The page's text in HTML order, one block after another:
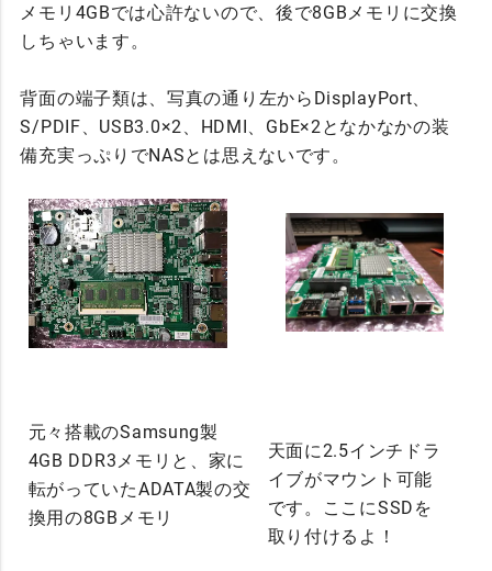
メモリ4GBでは心許ないので、後で8GBメモリに交換
しちゃいます。
背面の端子類は、写真の通り左からDisplayPort、
S/PDIF、USB3.0×2、HDMI、GbE×2となかなかの装
備充実っぷりでNASとは思えないです。
元々搭載のSamsung製
4GB DDR3メモリと、家に
転がっていたADATA製の交
換用の8GBメモリ
天面に2.5インチドラ
イブがマウント可能
です。ここにSSDを
取り付けるよ！